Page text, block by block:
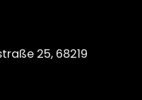
25, 68219